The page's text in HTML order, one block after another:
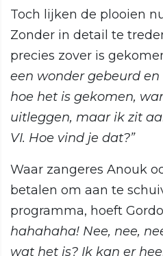
Toch lijken de plooien
Zonder in detail te
precies zover is
een wonder gebeurd
hoe het is gekomen,
uitleggen, maar ik zit
VI. Hoe vind je dat?”
Waar zangeres Anouk
betalen om aan te
programma, hoeft
hahahaha! Nee, nee,
wat het is? Ik kan er